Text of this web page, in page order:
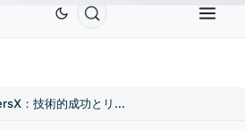
TetherUSDT$0.9991 BNBBNB
MultiversX：技術的成功とリーダーシップの課題